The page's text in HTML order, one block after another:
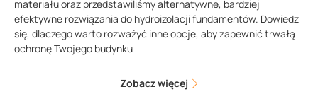
materiału oraz przedstawiliśmy alternatywne, bardziej
efektywne rozwiązania do hydroizolacji fundamentów. Dowiedz
się, dlaczego warto rozważyć inne opcje, aby zapewnić trwałą
ochronę Twojego budynku
Zobacz więcej